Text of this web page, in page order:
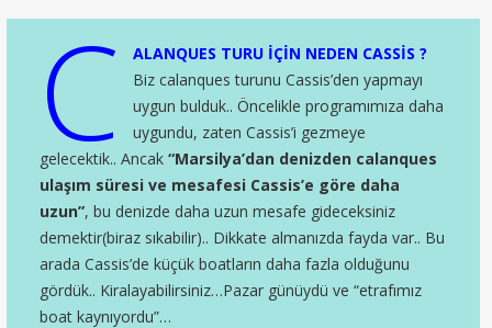
C
ALANQUES TURU İÇİN NEDEN CASSİS ?
Biz calanques turunu Cassis’den yapmayı
uygun bulduk.. Öncelikle programımıza daha
uygundu, zaten Cassis’i gezmeye
gelecektik.. Ancak“Marsilya’dan denizden calanques
ulaşım süresi ve mesafesi Cassis’e göre daha
uzun”, bu denizde daha uzun mesafe gideceksiniz
demektir(biraz sıkabilir).. Dikkate almanızda fayda var.. Bu
arada Cassis’de küçük boatların daha fazla olduğunu
gördük.. Kiralayabilirsiniz…Pazar günüydü ve “etrafımız
boat kaynıyordu”…